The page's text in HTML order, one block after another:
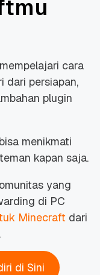
cara
dari persiapan,
plugin
menikmati
kapan saja.
yang
di PC
Minecraft dari
di Sini